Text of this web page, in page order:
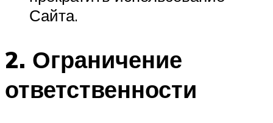
Сайта.
2. Ограничение
ответственности